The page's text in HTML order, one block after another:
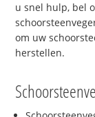
u snel hulp, bel
om uw
herstellen.